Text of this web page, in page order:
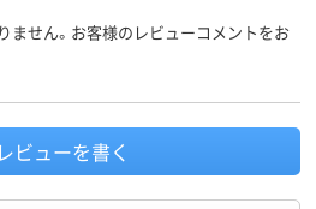
ません。お客様のレビューコメントをお
レビューを書く